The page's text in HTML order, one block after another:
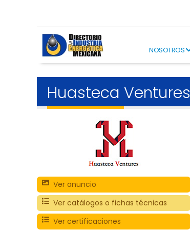
NOSOTROS
Huasteca Ventures
Ver anuncio
Ver catálogos o fichas técnicas
Ver certificaciones